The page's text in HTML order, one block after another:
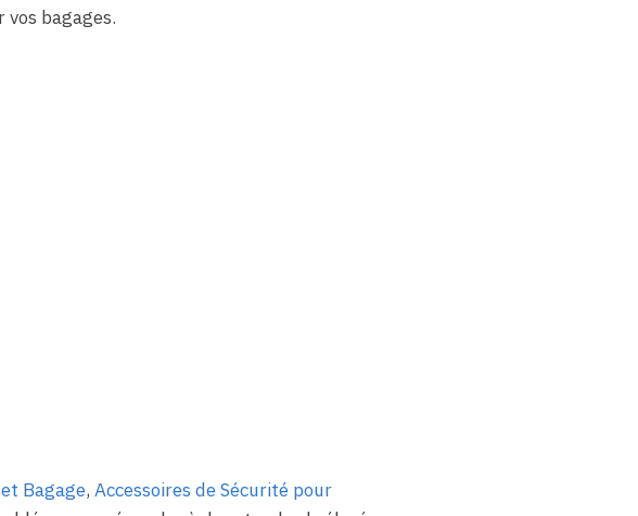
bagages.
Bagage, Accessoires de Sécurité pour